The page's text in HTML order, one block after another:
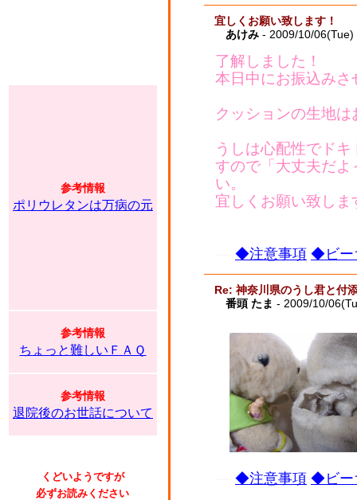
参考情報
ポリウレタンは万病の元
参考情報
ちょっと難しいＦＡＱ
参考情報
退院後のお世話について
くどいようですが
必ずお読みください
宜しくお願い致します！
あけみ - 2009/10/
了解しました！
本日中にお振込み
クッションの生地
うしは心配性でド
すので「大丈夫だ
い。
宜しくお願い致しま
◆注意事項 ◆ビー
Re: 神奈川県のうし君と付
番頭 たま - 2009/10/
◆注意事項 ◆ビー